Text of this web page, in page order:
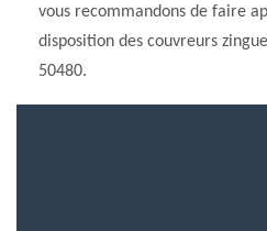
vous recommandons de faire
disposition des couvreurs
50480.